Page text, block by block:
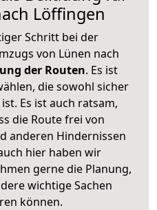
Löffingen
Schritt bei der
von Lünen nach
der Routen. Es ist
die sowohl sicher
Es ist auch ratsam,
die Route frei von
anderen Hindernissen
hier haben wir
gerne die Planung,
wichtige Sachen
können.